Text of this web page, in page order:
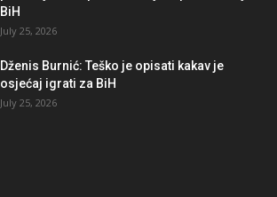
BiH
July 25, 2026
Dženis Burnić: Teško je opisati kakav je
osjećaj igrati za BiH
July 25, 2026